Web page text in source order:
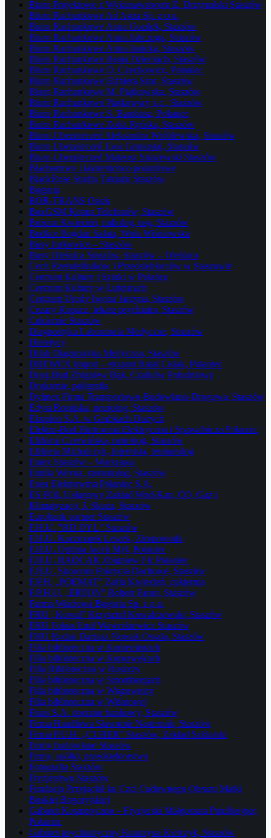
Biuro Projektowe z Wykonawstwem Z. Drzymalski Staszów
Biuro Rachunkowe Ad Astra Sp. z o.o.
Biuro Rachunkowe Anna Gozdek, Staszów
Biuro Rachunkowe Anna Jabczuga, Staszów
Biuro Rachunkowe Anna Janicka, Staszów
Biuro Rachunkowe Beata Dzieciuch, Staszów
Biuro Rachunkowe D. Czechowicz, Połaniec
Biuro Rachunkowe Elżbieta Szot, Staszów
Biuro Rachunkowe M. Piątkowska, Staszów
Biuro Rachunkowe Piątkowscy s.c., Staszów
Biuro Rachunkowe S. Barabasz, Połaniec
Biuro Rachunkowe Zofia Ryńska, Staszów
Biuro Ubezpieczeń Aleksandra Wróblewska, Staszów
Biuro Ubezpieczeń Ewa Gronostaj, Staszów
Biuro Ubezpieczeń Mateusz Staszewski Staszów
Blacharstwo i lakiernictwo pojazdowe
BlackRose Studio Tatuażu Staszów
Bogoria
BOR-TRANS Osiek
BoxGSM Komis Telefonów, Staszów
Bożena Kwiecień, radiolog, usg, Staszów
Budkor Bogdan Sałata, Wola Wiśniowska
Busy Jurkowice – Staszów
Busy Oleśnica Staszów, Staszów – Oleśnica
Cech Rzemieślników i Przedsiębiorców w Staszowie
Centrum Kultury i Sztuki w Połańcu
Centrum Kultury w Łubnicach
Centrum Urody Iwona Jarzyna, Staszów
Cezary Kopacz, lekarz psychiatra, Staszów
Cukiernie Staszów
Diagnostyka Laboratoria Medyczne, Staszów
Dietetycy
Dilab Diagnostyka Medyczna, Staszów
DREWEX import – eksport Rafał Lisiak, Połaniec
Drog-Bud Zbigniew Bąk, Czajków Południowy
Drukarnie, poligrafia
Dylmex Firma Transportowo-Budowlano-Drogowa, Staszów
Edyta Rosińska, neurolog, Staszów
Ekoplon S.A. w Grabkach Dużych
Elektro-Bud Hurtownia Elektryczna i Spawalnicza Połaniec
Elżbieta Czerwińska, neurolog, Staszów
Elżbieta Michalczyk, internista, reumatolog
Emex Staszów – Warszawa
Emilia Weyna, stomatolog, Staszów
Enea Elektrownia Połaniec S.A.
ES-POL Usługowy Zakład Wod-Kan, CO, Gaz i
Klimatyzacji, J. Skuza, Staszów
Eurobank partner Staszów
F.H.U. ”RD DYL” Staszów
F.H.U. Kaczmarek Leszek, Zimnowoda
F.H.U. Optima Jacek Myl, Połaniec
F.H.U. RADCAR Zbigniew Fic Połaniec
F.H.U. Skowron Pokrycia Dachowe, Staszów
F.P.H. „POEMAT” Zofia Kwiecień, cukiernia
F.P.H.U. „ERTON” Robert Faron, Staszów
Farma Wiatrowa Bogoria Sp. z o.o.
FHU „Kowal” Krzysztof Kowalczewski, Staszów
FHU Fokus Emil Wawrzkiewicz Staszów
FHU Rodan Dariusz Nowak Ossala, Staszów
Filia biblioteczna w Koniemłotach
Filia biblioteczna w Kurozwękach
Filia Biblioteczna w Ruszczy
Filia biblioteczna w Sztombergach
Filia biblioteczna w Wiązownicy
Filia biblioteczna w Wiśniowej
Fines S.A. operator bankowy, Staszów
Firma Handlowa Sławomir Nasternak, Staszów
Firma P.U.H. „CUBER” Staszów, Zakład Szklarski
Firmy budowlane Staszów
Firmy, spółki, przedsiębiorstwa
Fotografia Staszów
Fryzjerstwo Staszów
Fundacja Przyjaciół ku Czci Cudownego Obrazu Matki
Boskiej Bogoryjskiej
Gabinet Kosmetyczno – Fryzjerski Małgorzata Putelbergier,
Połaniec
Gabinet psychiatryczny Katarzyna Kielczyk, Staszów